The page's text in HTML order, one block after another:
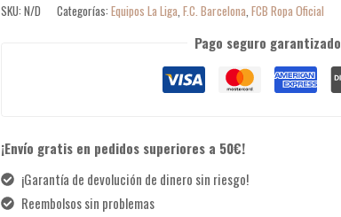
SKU:N/D Categorías:Equipos La Liga ,F.C. Barcelona ,FCB Ropa Oficial
Pago seguro garantizado
¡Envío gratis en pedidos superiores a 50€!
¡Garantía de devolución de dinero sin riesgo!
Reembolsos sin problemas